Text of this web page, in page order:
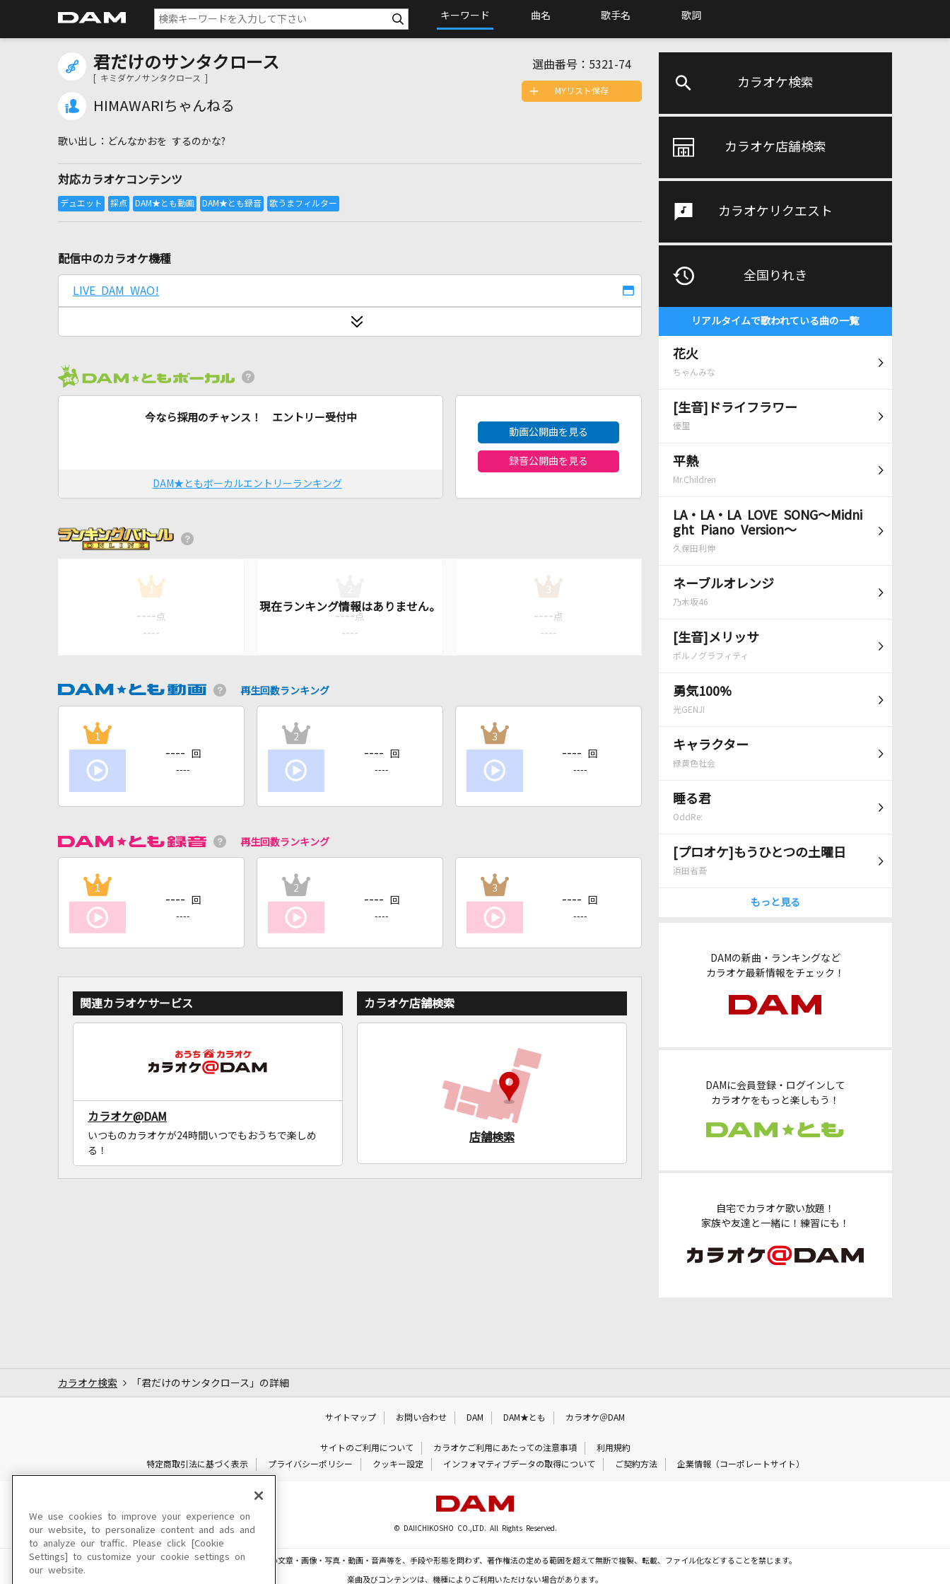
キーワード 曲名 歌手名 歌詞
カラオケ検索
カラオケ店舗検索
カラオケリクエスト
全国りれき
リアルタイムで歌われている曲の一覧
花火
ちゃんみな
[生音]ドライフラワー
優里
平熱
Mr.Children
LA・LA・LA LOVE SONG～Midni
ght Piano Version～
久保田利伸
ネーブルオレンジ
乃木坂46
[生音]メリッサ
ポルノグラフィティ
勇気100%
光GENJI
キャラクター
緑黄色社会
睡る君
OddRe:
[プロオケ]もうひとつの土曜日
浜田省吾
もっと見る
DAMの新曲・ランキングなど
カラオケ最新情報をチェック！
DAMに会員登録・ログインして
カラオケをもっと楽しもう！
自宅でカラオケ歌い放題！
家族や友達と一緒に！練習にも！
君だけのサンタクロース
[ キミダケノサンタクロース ]
HIMAWARIちゃんねる
選曲番号： 5321-74
どんなかおを するのかな?
対応カラオケコンテンツ
MYリスト保存
配信中のカラオケ機種
LIVE DAM WAO!
今なら採用のチャンス！ エントリー受付中
DAM★ともボーカルエントリーランキング
動画公開曲を見る
録音公開曲を見る
1
---- 点
----
---- 点
----
3
---- 点
----
再生回数ランキング
1
---- 回
----
2
---- 回
----
3
---- 回
----
再生回数ランキング
1
---- 回
----
2
---- 回
----
3
---- 回
----
関連カラオケサービス
カラオケ@DAM
いつものカラオケが24時間いつでもおうちで楽しめ
る！
カラオケ店舗検索
店舗検索
カラオケ検索 「君だけのサンタクロース」の詳細
サイトマップ お問い合わせ DAM DAM★とも カラオケ＠DAM
サイトのご利用について カラオケご利用にあたっての注意事項
利用規約
特定商取引法に基づく表示
プライバシーポリシー クッキー設定 インフォマティブデータの取得について ご契約方法 企業情報（コーポレートサイト）
© DAIICHIKOSHO CO.,LTD. All Rights Reserved.
このサイトに掲載されている一切の文章・画像・写真・動画・音声等を、手段や形態を問わず、著作権法の定める範囲を超えて無断で複製、転載、ファイル化などすることを禁じます。
楽曲及びコンテンツは、機種によりご利用いただけない場合があります。
We use cookies to improve your experience on
our website, to personalize content and ads and
to analyze our traffic. Please click [Cookie
Settings] to customize your cookie settings on
our website.